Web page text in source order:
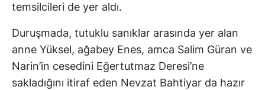
temsilcileri de yer aldı.
Duruşmada, tutuklu sanıklar arasında yer alan
anne Yüksel, ağabey Enes, amca Salim Güran ve
Narin’in cesedini Eğertutmaz Deresi’ne
sakladığını itiraf eden Nevzat Bahtiyar da hazır